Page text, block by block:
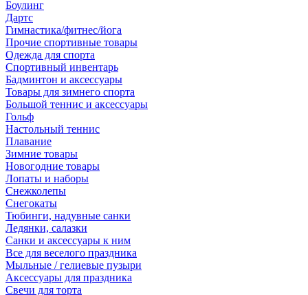
Боулинг
Дартс
Гимнастика/фитнес/йога
Прочие спортивные товары
Одежда для спорта
Спортивный инвентарь
Бадминтон и аксессуары
Товары для зимнего спорта
Большой теннис и аксессуары
Гольф
Настольный теннис
Плавание
Зимние товары
Новогодние товары
Лопаты и наборы
Снежколепы
Снегокаты
Тюбинги, надувные санки
Ледянки, салазки
Санки и аксессуары к ним
Все для веселого праздника
Мыльные / гелиевые пузыри
Аксессуары для праздника
Свечи для торта